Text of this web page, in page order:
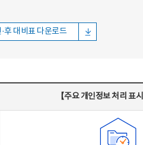
후 대비표 다운로드
【주요 개인정보 처리 표